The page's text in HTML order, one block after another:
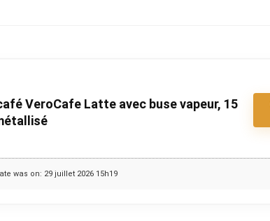
VeroCafe Latte avec buse vapeur, 15
was on: 29 juillet 2026 15h19